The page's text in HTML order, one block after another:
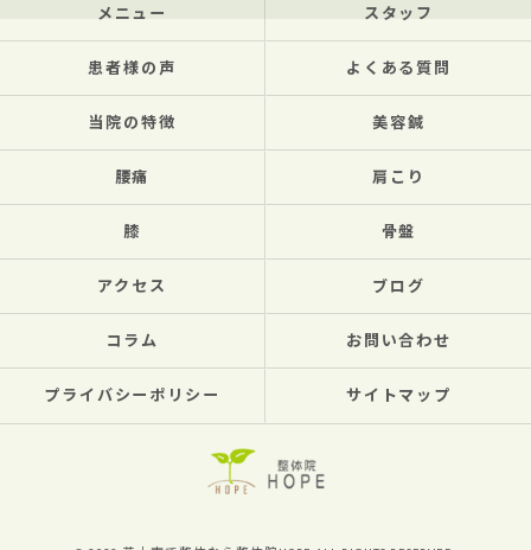
メニュー スタッフ
患者様の声 よくある質問
当院の特徴 美容鍼
腰痛 肩こり
膝 骨盤
アクセス ブログ
コラム お問い合わせ
プライバシーポリシー サイトマップ